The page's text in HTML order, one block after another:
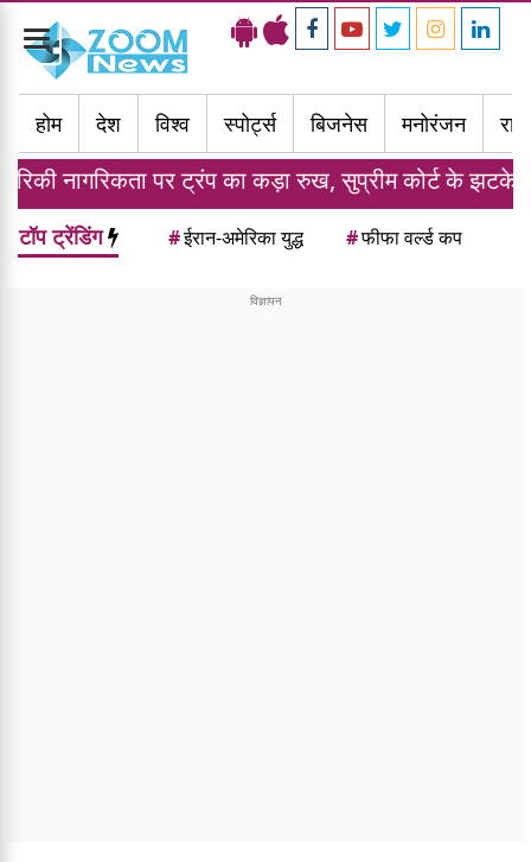
Toggle
navigation
होम
देश विश्व स्पोर्ट्स बिजनेस मनोरंजन
पर ट्रंप का कड़ा रुख, सुप्रीम कोर्ट के झटके के बाद
टॉप ट्रेंडिंग #ईरान-अमेरिका युद्ध #फीफा वर्ल्ड कप